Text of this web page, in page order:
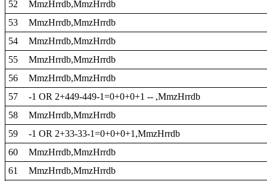
52
MmzHrrdb,MmzHrrdb
53
MmzHrrdb,MmzHrrdb
54
MmzHrrdb,MmzHrrdb
55
MmzHrrdb,MmzHrrdb
56
MmzHrrdb,MmzHrrdb
57
-1 OR 2+449-449-1=0+0+0+1 -- ,MmzHrrdb
58
MmzHrrdb,MmzHrrdb
59
-1 OR 2+33-33-1=0+0+0+1,MmzHrrdb
60
MmzHrrdb,MmzHrrdb
61
MmzHrrdb,MmzHrrdb